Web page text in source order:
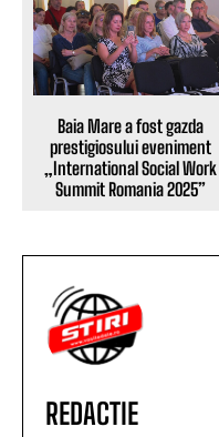
Baia Mare a fost gazda
prestigiosului eveniment
„International Social Work
Summit Romania 2025”
REDACTIE